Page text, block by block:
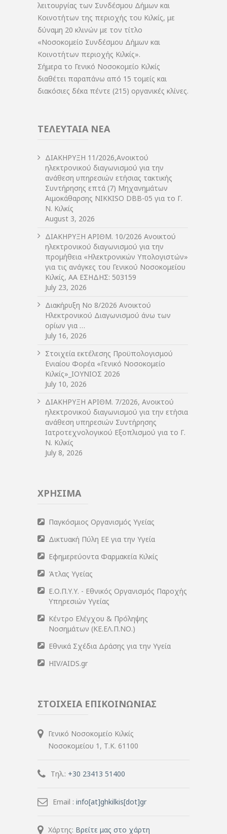
λειτουργίας των Συνδέσμου Δήμων και
Κοινοτήτων της περιοχής του Κιλκίς, με
δύναμη 20 κλινών με τον τίτλο
«Νοσοκομείο Συνδέσμου Δήμων και
Κοινοτήτων περιοχής Κιλκίς».
Σήμερα το Γενικό Νοσοκομείο Κιλκίς
διαθέτει παραπάνω από 15 τομείς και
διακόσιες δέκα πέντε (215) οργανικές κλίνες.
ΤΕΛΕΥΤΑΙΑ ΝΕΑ
ΔIΑΚΗΡΥΞΗ 11/2026,Ανοικτού
ηλεκτρονικού διαγωνισμού για την
ανάθεση υπηρεσιών ετήσιας τακτικής
Συντήρησης επτά (7) Μηχανημάτων
Αιμοκάθαρσης NIKKISO DBB-05 για το Γ.
Ν. Κιλκίς
August 3, 2026
ΔIΑΚΗΡΥΞΗ ΑΡIΘΜ. 10/2026 Ανοικτού
ηλεκτρονικού διαγωνισμού για την
προμήθεια «Ηλεκτρονικών Υπολογιστών»
για τις ανάγκες του Γενικού Νοσοκομείου
Κιλκίς, ΑΑ ΕΣΗΔΗΣ: 503159
July 23, 2026
Διακήρυξη Νο 8/2026 Ανοικτού
Ηλεκτρονικού Διαγωνισμού άνω των
ορίων για …
July 16, 2026
Στοιχεία εκτέλεσης Προϋπολογισμού
Ενιαίου Φορέα «Γενικό Νοσοκομείο
Κιλκίς»_ΙΟΥΝΙΟΣ 2026
July 10, 2026
ΔIΑΚΗΡΥΞΗ ΑΡIΘΜ. 7/2026, Ανοικτού
ηλεκτρονικού διαγωνισμού για την ετήσια
ανάθεση υπηρεσιών Συντήρησης
Ιατροτεχνολογικού Εξοπλισμού για το Γ.
Ν. Κιλκίς
July 8, 2026
ΧΡΗΣΙΜΑ
Παγκόσμιος Οργανισμός Υγείας
Δικτυακή Πύλη ΕΕ για την Υγεία
Εφημερεύοντα Φαρμακεία Κιλκίς
Άτλας Υγείας
Ε.Ο.Π.Υ.Υ. - Εθνικός Οργανισμός Παροχής
Υπηρεσιών Υγείας
Κέντρο Ελέγχου & Πρόληψης
Νοσημάτων (ΚΕ.ΕΛ.Π.ΝΟ.)
Εθνικά Σχέδια Δράσης για την Υγεία
HIV/AIDS.gr
ΣΤΟΙΧΕΙΑ ΕΠΙΚΟΙΝΩΝΙΑΣ
Γενικό Νοσοκομείο Κιλκίς
Νοσοκομείου 1, Τ.Κ. 61100
Τηλ.: +30 23413 51400
Email : info[at]ghkilkis[dot]gr
Χάρτης: Βρείτε μας στο χάρτη